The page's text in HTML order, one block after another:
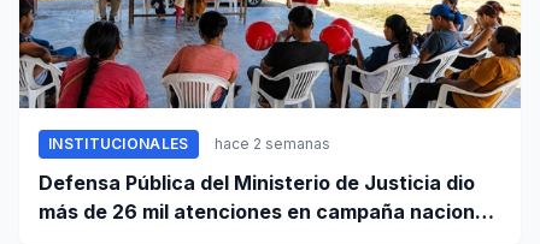
INSTITUCIONALES hace 2 semanas
Defensa Pública del Ministerio de Justicia dio
más de 26 mil atenciones en campaña nacional